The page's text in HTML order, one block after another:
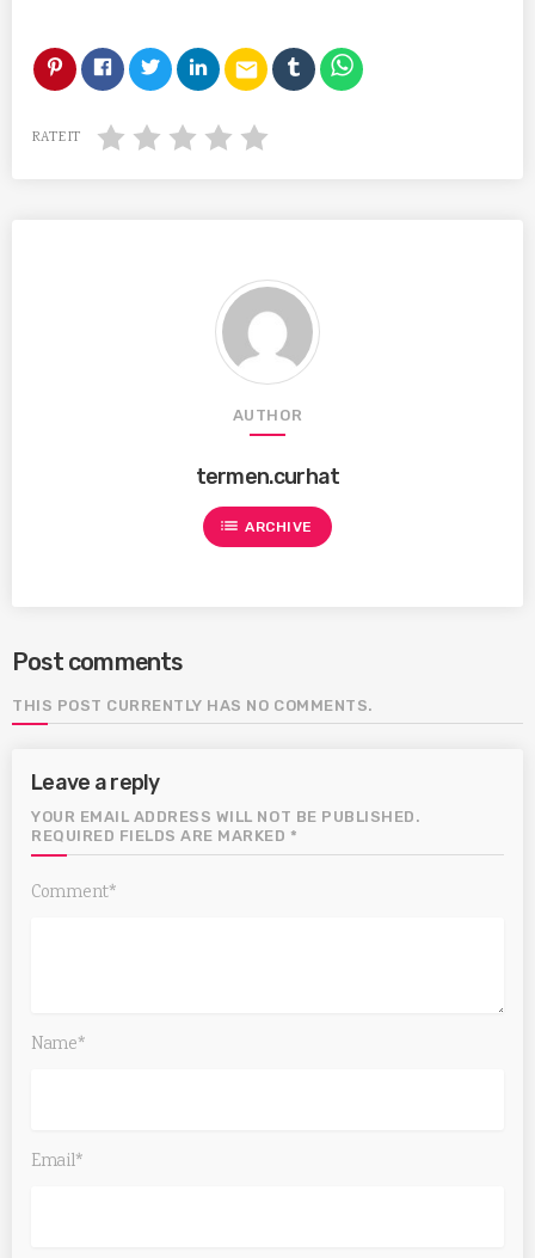
email
RATE IT
AUTHOR
termen.curhat
list ARCHIVE
Post comments
THIS POST CURRENTLY HAS NO COMMENTS.
Leave a reply
YOUR EMAIL ADDRESS WILL NOT BE PUBLISHED.
REQUIRED FIELDS ARE MARKED *
Comment*
Name*
Email*